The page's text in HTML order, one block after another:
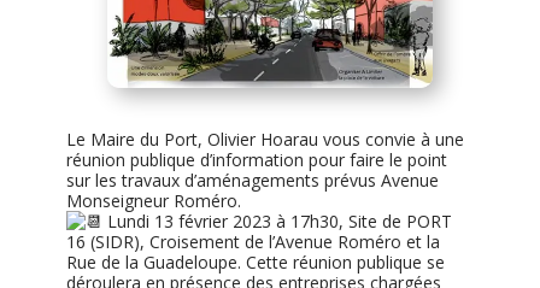
Le Maire du Port, Olivier Hoarau vous convie à une
réunion publique d’information pour faire le point
sur les travaux d’aménagements prévus Avenue
Monseigneur Roméro.
Lundi 13 février 2023 à 17h30, Site de PORT
16 (SIDR), Croisement de l’Avenue Roméro et la
Rue de la Guadeloupe. Cette réunion publique se
déroulera en présence des entreprises chargées